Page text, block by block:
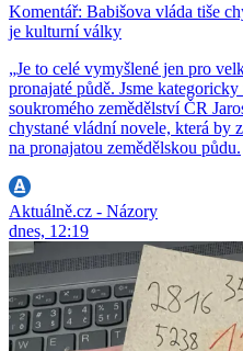
Komentář: Babišova vláda tiše
je kulturní války
„Je to celé vymyšlené jen pro
pronajaté půdě. Jsme
soukromého zemědělství ČR
chystané vládní novele, která by
na pronajatou zemědělskou půdu.
Aktuálně.cz - Názory
dnes, 12:19